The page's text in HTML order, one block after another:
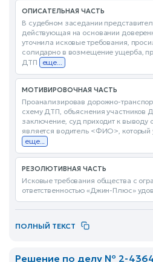
ОПИСАТЕЛЬНАЯ ЧАСТЬ
В судебном заседании
действующая на основании
уточнила исковые требования,
солидарно в возмещение ущерба,
ДТП
еще...
МОТИВИРОВОЧНАЯ ЧАСТЬ
Проанализировав дорожно-
схему ДТП, объяснения участников
заключение, суд приходит к выводу
является водитель <ФИО>, который
еще...
РЕЗОЛЮТИВНАЯ ЧАСТЬ
Исковые требования общества с
ответственностью «Джин-Плюс»
ПОЛНЫЙ ТЕКСТ
Решение по делу № 2-